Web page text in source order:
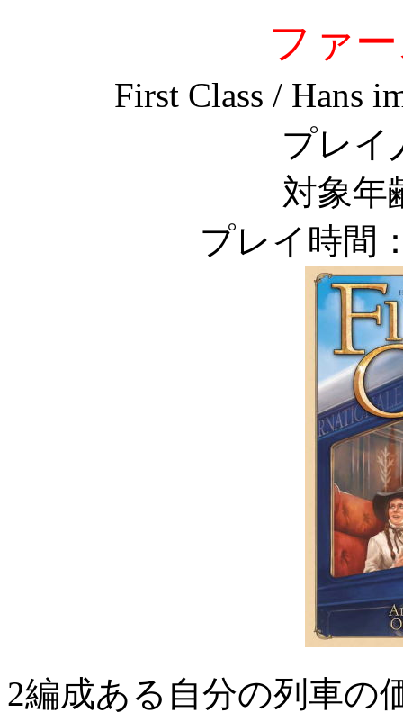
ファ
First Class / Hans
プレイ
対象年
プレイ時間
2編成ある自分の列車の